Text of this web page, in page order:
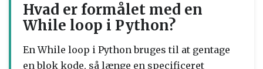
Hvad er formålet med en
While loop i Python?
En While loop i Python bruges til at gentage
en blok kode, så længe en specificeret